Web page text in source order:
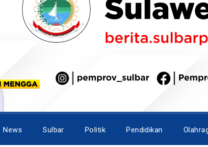
News Sulbar Politik Pendidikan